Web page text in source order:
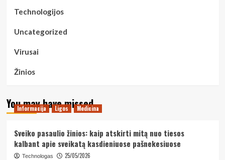
Technologijos
Uncategorized
Virusai
Žinios
You may have missed
Informacija Ligos Medicina
Sveiko pasaulio žinios: kaip atskirti mitą nuo tiesos
kalbant apie sveikatą kasdieniuose pašnekesiuose
Technologas
25/05/2026